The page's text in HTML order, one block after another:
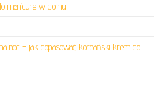
manicure w domu
noc – jak dopasować koreański krem do